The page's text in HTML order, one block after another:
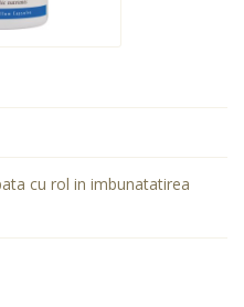
cu rol in imbunatatirea